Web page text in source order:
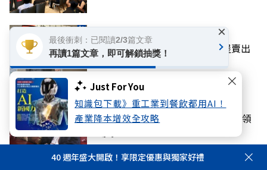
Just For You
知識包下載》重工業到餐飲都用AI！
產業降本增效全攻略
AI創新翻轉營運陳規！拉亞漢堡賣出
史上最爆款漢堡的祕密
話題
施振榮：給下一輪科技盛世的王道領
40 週年盛大開啟！享限定優惠與獨家好禮
最後衝刺：已閱讀2/3篇文章
再讀1篇文章，即可解鎖抽獎！
×